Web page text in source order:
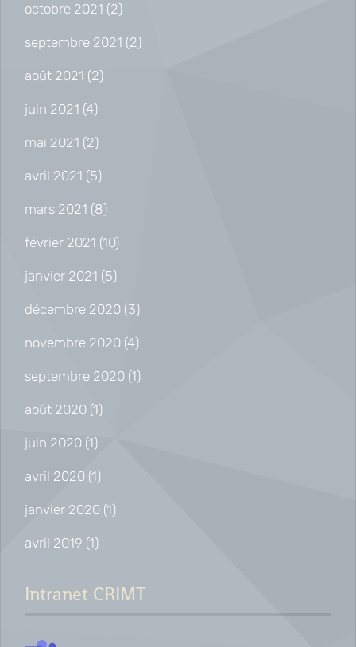
octobre 2021 (2)
septembre 2021 (2)
août 2021 (2)
juin 2021 (4)
mai 2021 (2)
avril 2021 (5)
mars 2021 (8)
février 2021 (10)
janvier 2021 (5)
décembre 2020 (3)
novembre 2020 (4)
septembre 2020 (1)
août 2020 (1)
juin 2020 (1)
avril 2020 (1)
janvier 2020 (1)
avril 2019 (1)
Intranet CRIMT